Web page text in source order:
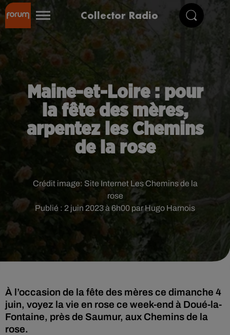
Collector Radio
Maine-et-Loire : pour
la fête des mères,
arpentez les Chemins
de la rose
Publié : 2 juin 2023 à 6h00 par Hugo Harnois
Crédit image: Site Internet Les Chemins de la
rose
À l’occasion de la fête des mères ce dimanche 4
juin, voyez la vie en rose ce week-end à Doué-la-
Fontaine, près de Saumur, aux Chemins de la
rose.